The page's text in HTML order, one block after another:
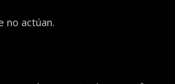
no actúan.